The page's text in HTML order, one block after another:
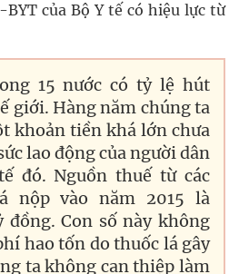
của Bộ Y tế có hiệu lực từ
15 nước có tỷ lệ hút
giới. Hàng năm chúng ta
khoản tiền khá lớn chưa
lao động của người dân
đó. Nguồn thuế từ các
nộp vào năm 2015 là
đồng. Con số này không
hao tốn do thuốc lá gây
ta không can thiệp làm